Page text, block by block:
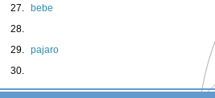
bebe
pajaro